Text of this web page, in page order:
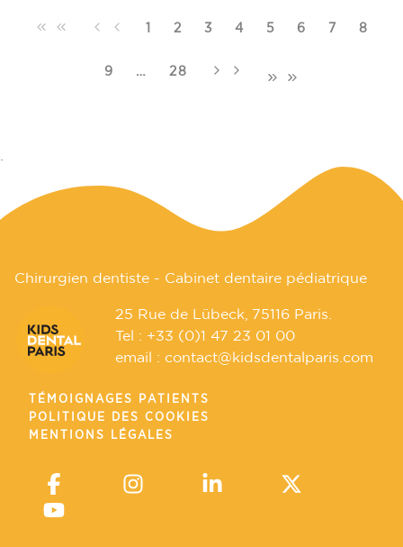
1 2 3 4 5 6 7 8
9 … 28
Chirurgien dentiste - Cabinet dentaire pédiatrique
25 Rue de Lübeck, 75116 Paris.
Tel : +33 (0)1 47 23 01 00
email : contact@kidsdentalparis.com
TÉMOIGNAGES PATIENTS
POLITIQUE DES COOKIES
MENTIONS LÉGALES